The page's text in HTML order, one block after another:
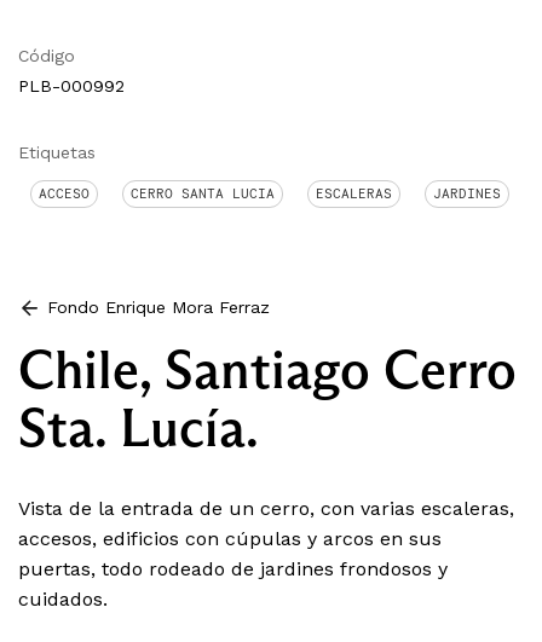
Código
PLB-000992
Etiquetas
ACCESO CERRO SANTA LUCIA ESCALERAS JARDINES
Fondo Enrique Mora Ferraz
Chile, Santiago Cerro
Sta. Lucía.
Vista de la entrada de un cerro, con varias escaleras,
accesos, edificios con cúpulas y arcos en sus
puertas, todo rodeado de jardines frondosos y
cuidados.